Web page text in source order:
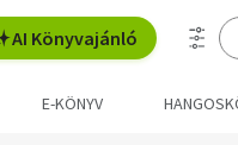
AI Könyvajánló
E-KÖNYV